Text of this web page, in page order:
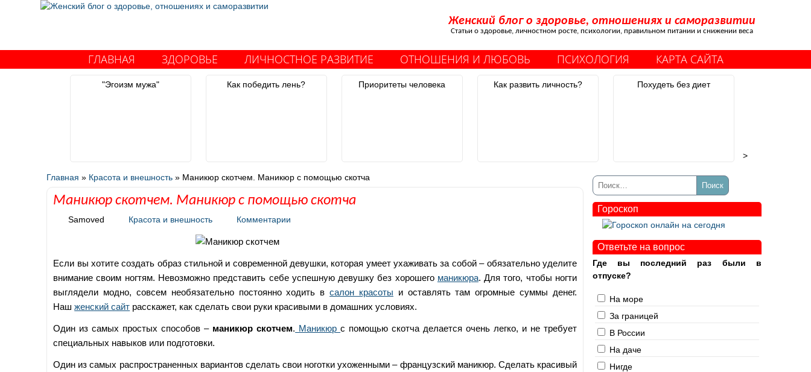
Женский блог о здоровье, отношениях и саморазвитии
Статьи о здоровье, личностном росте, психологии, правильном питании и снижении веса
ГЛАВНАЯ ЗДОРОВЬЕ ЛИЧНОСТНОЕ РАЗВИТИЕ ОТНОШЕНИЯ И ЛЮБОВЬ ПСИХОЛОГИЯ КАРТА САЙТА
"Эгоизм мужа" Как победить лень? Приоритеты человека Как развить личность? Похудеть без диет
>
Главная » Красота и внешность » Маникюр скотчем. Маникюр с помощью скотча
Маникюр скотчем. Маникюр с помощью скотча
Samoved Красота и внешность Комментарии
Если вы хотите создать образ стильной и современной девушки, которая умеет ухаживать за собой – обязательно уделите
внимание своим ногтям. Невозможно представить себе успешную девушку без хорошего маникюра. Для того, чтобы ногти
выглядели модно, совсем необязательно постоянно ходить всалон красоты и оставлять там огромные суммы денег.
Нашженский сайт расскажет, как сделать свои руки красивыми в домашних условиях.
Один из самых простых способов – маникюр скотчем. Маникюрс помощью скотча делается очень легко, и не требует
специальных навыков или подготовки.
Один из самых распространенных вариантов сделать свои ноготки ухоженными – французский маникюр. Сделать красивый
Гороскоп
Ответьте на вопрос
Где вы последний раз были в
отпуске?
На море
За границей
В России
На даче
Нигде